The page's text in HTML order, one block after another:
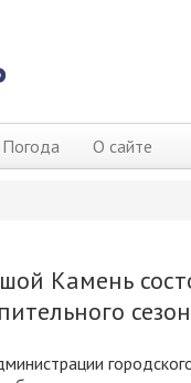
Погода О сайте
Камень